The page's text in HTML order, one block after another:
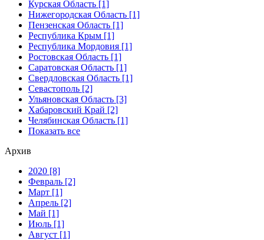
Курская Область [1]
Нижегородская Область [1]
Пензенская Область [1]
Республика Крым [1]
Республика Мордовия [1]
Ростовская Область [1]
Саратовская Область [1]
Свердловская Область [1]
Севастополь [2]
Ульяновская Область [3]
Хабаровский Край [2]
Челябинская Область [1]
Показать все
Архив
2020 [8]
Февраль [2]
Март [1]
Апрель [2]
Май [1]
Июль [1]
Август [1]